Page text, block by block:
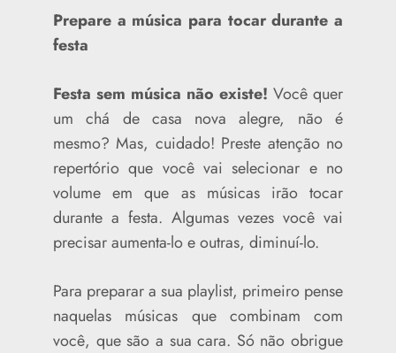
Prepare a música para tocar durante a
festa
Festa sem música não existe! Você quer
um chá de casa nova alegre, não é
mesmo? Mas, cuidado! Preste atenção no
repertório que você vai selecionar e no
volume em que as músicas irão tocar
durante a festa. Algumas vezes você vai
precisar aumenta-lo e outras, diminuí-lo.
Para preparar a sua playlist, primeiro pense
naquelas músicas que combinam com
você, que são a sua cara. Só não obrigue